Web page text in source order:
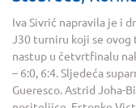
Iva Sivrić napravila je i
J30 turniru koji se
nastup u četvrtfinalu
– 6:0, 6:4. Sljedeća
Gueresco. Astrid Joha-